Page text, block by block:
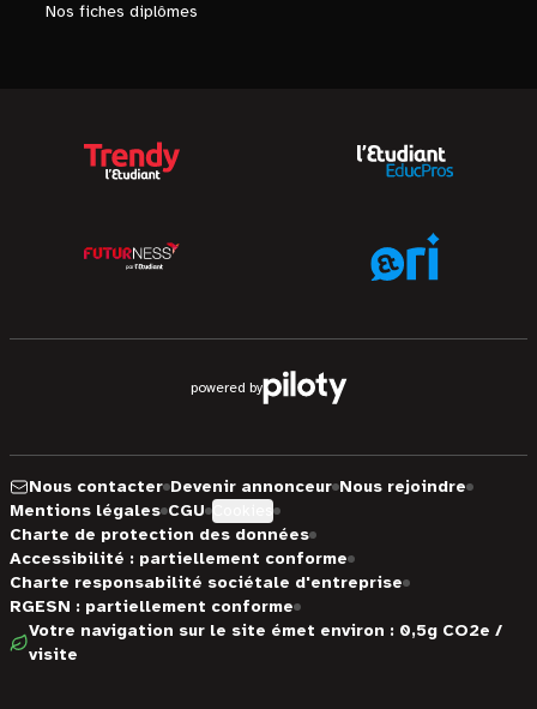
Nos fiches diplômes
powered by
Nous contacter Devenir annonceur Nous rejoindre
Mentions légales CGU
Charte de protection des données
Accessibilité : partiellement conforme
Charte responsabilité sociétale d'entreprise
RGESN : partiellement conforme
Votre navigation sur le site émet environ : 0,5g CO2e /
visite